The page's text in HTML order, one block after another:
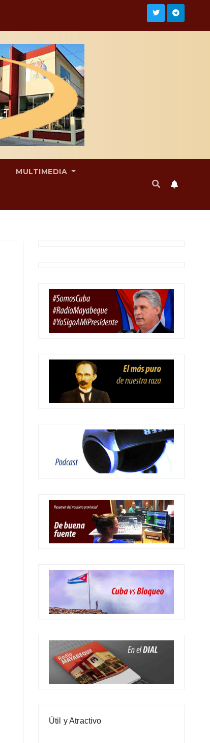
MULTIMEDIA
Útil y Atractivo